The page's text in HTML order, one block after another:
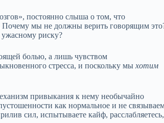
постоянно слыша о том, что
Почему мы не должны верить говорящим
ужасному риску?
болью, а лишь чувством
стресса, и поскольку мыхотим
привыкания к нему необычайно
как нормальное и не
сил, испытываете кайф, расслабляетесь,